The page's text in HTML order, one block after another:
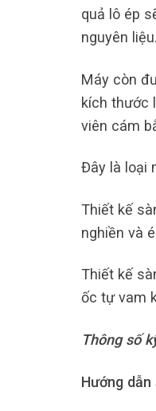
quả lô ép
nguyên liệu.
Máy còn
kích thước
viên cám
Đây là loại
Thiết kế
nghiền và
Thiết kế
ốc tự vam
Thông số
Hướng